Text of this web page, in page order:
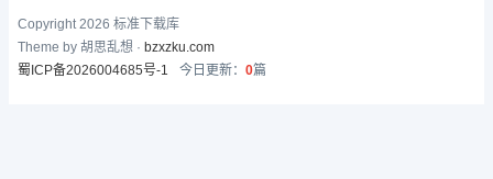
Copyright 2026 标准下载库
Theme by 胡思乱想 · bzxzku.com
蜀ICP备2026004685号-1
今日更新： 0篇